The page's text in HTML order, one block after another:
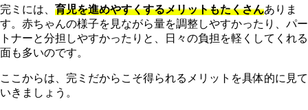
完ミには、 育児を進めやすくするメリットもたくさんありま
す。赤ちゃんの様子を見ながら量を調整しやすかったり、パー
トナーと分担しやすかったりと、日々の負担を軽くしてくれる
面も多いのです。
ここからは、完ミだからこそ得られるメリットを具体的に見て
いきましょう。